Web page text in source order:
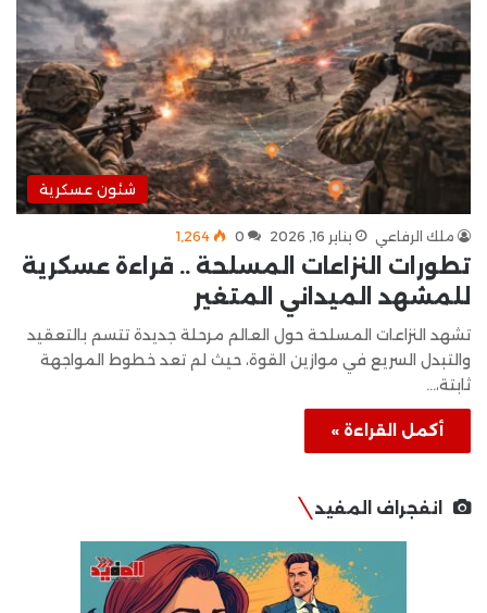
شئون عسكرية
ملك الرفاعي يناير 16, 2026 0 1٬264
تطورات النزاعات المسلحة .. قراءة عسكرية
للمشهد الميداني المتغير
تشهد النزاعات المسلحة حول العالم مرحلة جديدة تتسم بالتعقيد
والتبدل السريع في موازين القوة، حيث لم تعد خطوط المواجهة
ثابتة،…
أكمل القراءة »
انفجراف المفيد